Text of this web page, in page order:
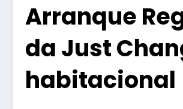
Arranque
da Just
habitacional